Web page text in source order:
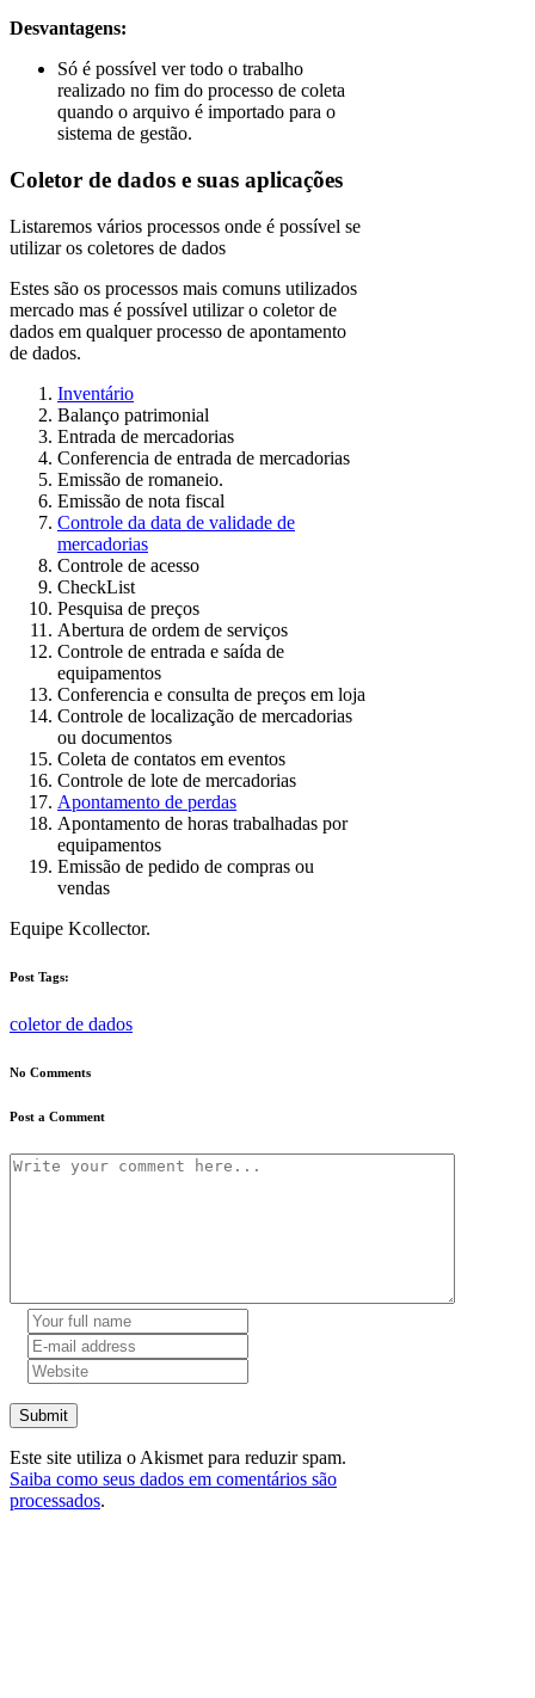
Desvantagens:
Só é possível ver todo o trabalho
realizado no fim do processo de coleta
quando o arquivo é importado para o
sistema de gestão.
Coletor de dados e suas aplicações
Listaremos vários processos onde é possível se
utilizar os coletores de dados
Estes são os processos mais comuns utilizados
mercado mas é possível utilizar o coletor de
dados em qualquer processo de apontamento
de dados.
Inventário
Balanço patrimonial
Entrada de mercadorias
Conferencia de entrada de mercadorias
Emissão de romaneio.
Emissão de nota fiscal
Controle da data de validade de
mercadorias
Controle de acesso
CheckList
Pesquisa de preços
Abertura de ordem de serviços
Controle de entrada e saída de
equipamentos
Conferencia e consulta de preços em loja
Controle de localização de mercadorias
ou documentos
Coleta de contatos em eventos
Controle de lote de mercadorias
Apontamento de perdas
Apontamento de horas trabalhadas por
equipamentos
Emissão de pedido de compras ou
vendas
Equipe Kcollector.
Post Tags:
coletor de dados
No Comments
Post a Comment
Submit
Este site utiliza o Akismet para reduzir spam.
Saiba como seus dados em comentários são
processados.